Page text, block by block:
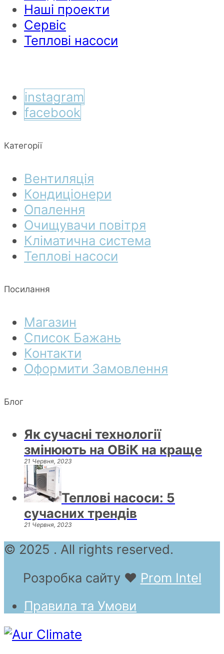
Наші проекти
Сервіс
Теплові насоси
instagram
facebook
Категорії
Вентиляція
Кондиціонери
Опалення
Очищувачи повітря
Кліматична система
Теплові насоси
Посилання
Магазин
Список Бажань
Контакти
Оформити Замовлення
Блог
Як сучасні технології
змінюють на ОВіК на краще
21 Червня, 2023
Теплові насоси: 5
сучасних трендів
21 Червня, 2023
© 2025 . All rights reserved.
Розробка сайту ❤ Prom Intel
Правила та Умови